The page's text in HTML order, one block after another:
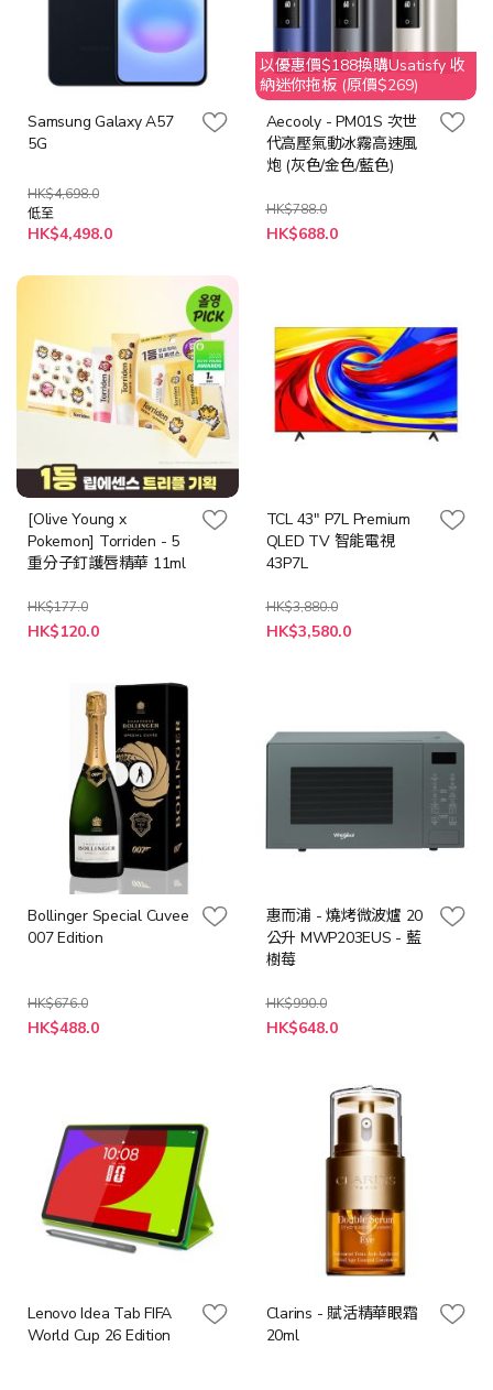
Samsung Galaxy A57
5G
HK$4,698.0
低至
HK$4,498.0
以優惠價$188換購Usatisfy 收
納迷你拖板 (原價$269)
Aecooly - PM01S 次世
代高壓氣動冰霧高速風
炮 (灰色/金色/藍色)
HK$788.0
HK$688.0
[Olive Young x
Pokemon] Torriden - 5
重分子釘護唇精華 11ml
HK$177.0
特
殊
HK$120.0
TCL 43" P7L Premium
QLED TV 智能電視
43P7L
HK$3,880.0
特
殊
HK$3,580.0
Bollinger Special Cuvee
007 Edition
HK$676.0
特
殊
HK$488.0
惠而浦 - 燒烤微波爐 20
公升 MWP203EUS - 藍
樹莓
HK$990.0
特
殊
HK$648.0
Lenovo Idea Tab FIFA
World Cup 26 Edition
Clarins - 賦活精華眼霜
20ml